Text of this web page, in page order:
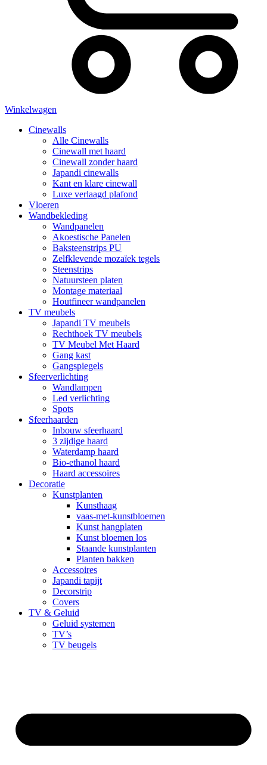
Winkelwagen
Cinewalls
Alle Cinewalls
Cinewall met haard
Cinewall zonder haard
Japandi cinewalls
Kant en klare cinewall
Luxe verlaagd plafond
Vloeren
Wandbekleding
Wandpanelen
Akoestische Panelen
Baksteenstrips PU
Zelfklevende mozaïek tegels
Steenstrips
Natuursteen platen
Montage materiaal
Houtfineer wandpanelen
TV meubels
Japandi TV meubels
Rechthoek TV meubels
TV Meubel Met Haard
Gang kast
Gangspiegels
Sfeerverlichting
Wandlampen
Led verlichting
Spots
Sfeerhaarden
Inbouw sfeerhaard
3 zijdige haard
Waterdamp haard
Bio-ethanol haard
Haard accessoires
Decoratie
Kunstplanten
Kunsthaag
vaas-met-kunstbloemen
Kunst hangplaten
Kunst bloemen los
Staande kunstplanten
Planten bakken
Accessoires
Japandi tapijt
Decorstrip
Covers
TV & Geluid
Geluid systemen
TV’s
TV beugels